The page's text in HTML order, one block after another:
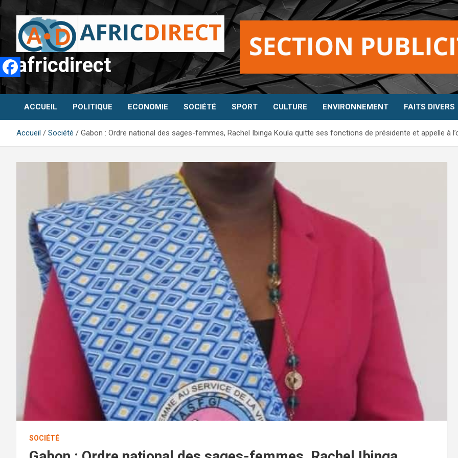
Aller
contenu
africdirect
ACCUEIL POLITIQUE ECONOMIE SOCIÉTÉ SPORT CULTURE ENVIRONNEMENT FAITS DIVERS
Accueil Société Gabon : Ordre national des sages-femmes, Rachel Ibinga Koula quitte ses fonctions de présidente et appelle à
SOCIÉTÉ